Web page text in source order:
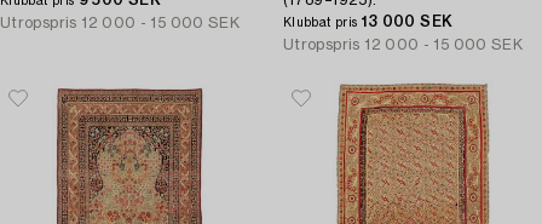
Utropspris 12 000 - 15 000 SEK Klubbat pris 13 000 SEK
Utropspris 12 000 - 15 000 SEK